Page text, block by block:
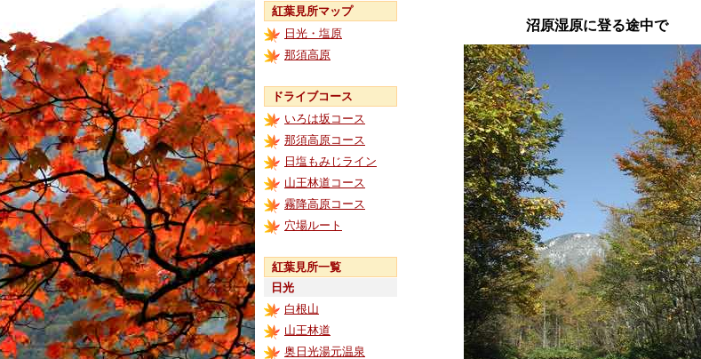
紅葉見所マップ
日光・塩原
那須高原
ドライブコース
いろは坂コース
那須高原コース
日塩もみじライン
山王林道コース
霧降高原コース
穴場ルート
紅葉見所一覧
日光
白根山
山王林道
奥日光湯元温泉
沼原湿原に登る途中で